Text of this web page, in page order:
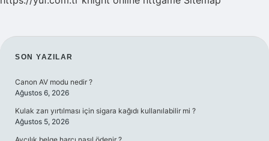
SIDEBAR
SON YAZILAR
Canon AV modu nedir ?
Ağustos 6, 2026
Kulak zarı yırtılması için sigara kağıdı kullanılabilir mi ?
Ağustos 5, 2026